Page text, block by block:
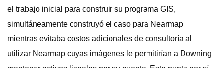
el trabajo inicial para construir su programa GIS,
simultáneamente construyó el caso para Nearmap,
mientras evitaba costos adicionales de consultoría al
utilizar Nearmap cuyas imágenes le permitirían a Downing